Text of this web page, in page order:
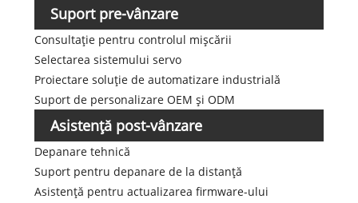
Suport pre-vânzare
Consultație pentru controlul mișcării
Selectarea sistemului servo
Proiectare soluție de automatizare industrială
Suport de personalizare OEM și ODM
Asistență post-vânzare
Depanare tehnică
Suport pentru depanare de la distanță
Asistență pentru actualizarea firmware-ului